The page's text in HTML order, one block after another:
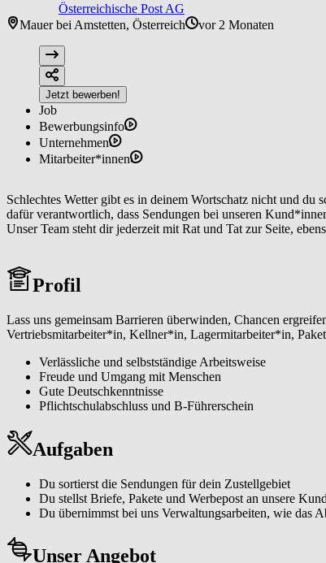
Österreichische Post AG
Mauer bei Amstetten, Österreich
vor 2 Monaten
Jetzt bewerben!
Job
Bewerbungsinfo
Unternehmen
Mitarbeiter*innen
Schlechtes Wetter gibt es in deinem Wortschatz nicht und
dafür verantwortlich, dass Sendungen bei unseren
Unser Team steht dir jederzeit mit Rat und Tat zur Seite,
Profil
Lass uns gemeinsam Barrieren überwinden, Chancen
Vertriebsmitarbeiter*in, Kellner*in, Lagermitarbeiter*in,
Verlässliche und selbstständige Arbeitsweise
Freude und Umgang mit Menschen
Gute Deutschkenntnisse
Pflichtschulabschluss und B-Führerschein
Aufgaben
Du sortierst die Sendungen für dein Zustellgebiet
Du stellst Briefe, Pakete und Werbepost an unsere
Du übernimmst bei uns Verwaltungsarbeiten, wie das
Unser Angebot